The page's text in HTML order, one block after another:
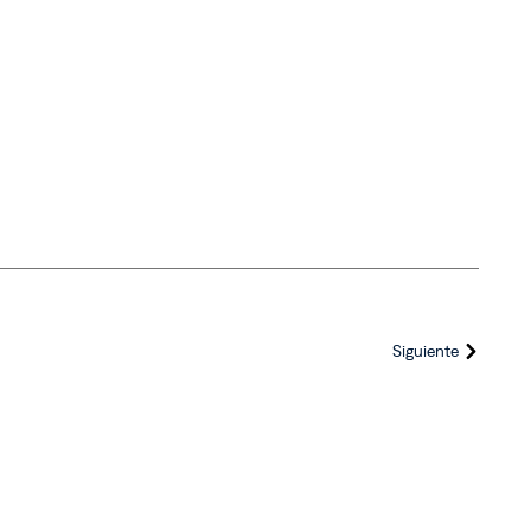
Siguiente